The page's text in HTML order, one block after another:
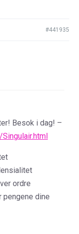
#441935
Besok i dag! –
ordre
dine